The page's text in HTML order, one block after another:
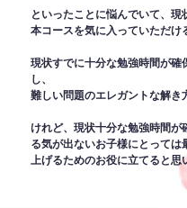
といったことに悩んでいて、現
本コースを気に入っていただけ
現状すでに十分な勉強時間が確
し、
難しい問題のエレガントな解き
けれど、現状十分な勉強時間
る気が出ないお子様にとって
上げるためのお役に立てると思